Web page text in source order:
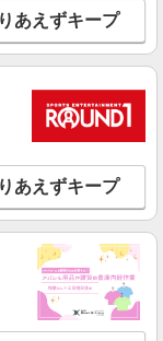
日勤）
給（規定あり）
務＋残業20h）
を見る
あえずキープ
あえずキープ